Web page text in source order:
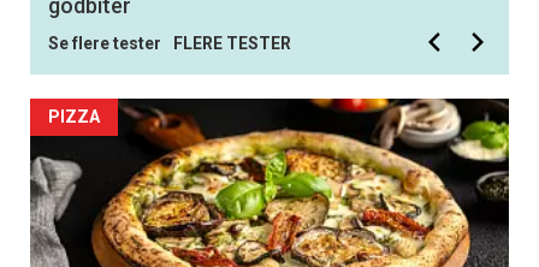
PIZZA
Se flere tester FLERE TESTER